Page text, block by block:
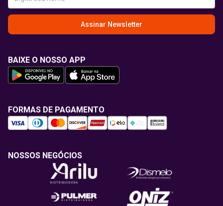
Assinar Newsletter
BAIXE O NOSSO APP
FORMAS DE PAGAMENTO
NOSSOS NEGÓCIOS